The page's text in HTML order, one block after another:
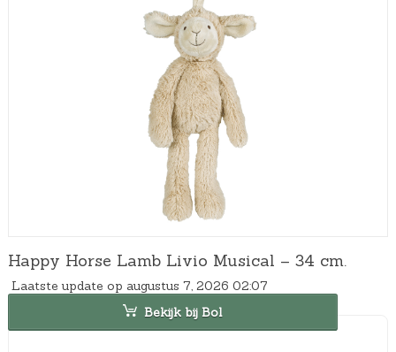
Happy Horse Lamb Livio Musical – 34 cm.
Laatste update op augustus 7, 2026 02:07
Bekijk bij Bol